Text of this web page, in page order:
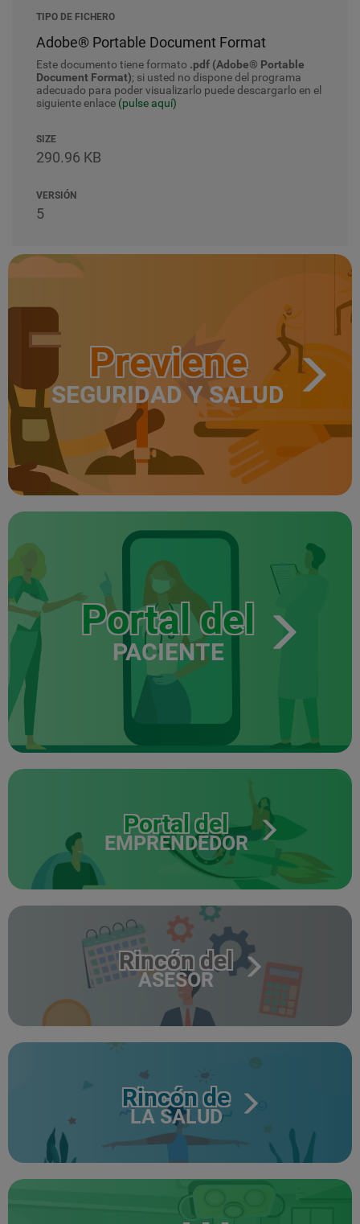
TIPO DE FICHERO
Adobe® Portable Document Format
Este documento tiene formato .pdf (Adobe® Portable
Document Format); si usted no dispone del programa
adecuado para poder visualizarlo puede descargarlo en el
siguiente enlace (pulse aquí)
SIZE
290.96 KB
VERSIÓN
5
Previene
SEGURIDAD Y SALUD
Portal del
PACIENTE
Portal del
EMPRENDEDOR
Rincón del
ASESOR
Rincón de
LA SALUD